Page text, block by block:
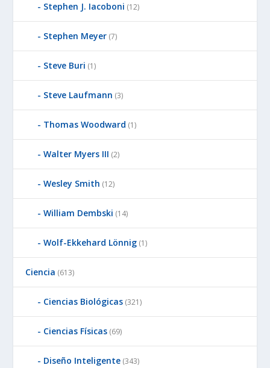
Stephen J. Iacoboni (12)
Stephen Meyer (7)
Steve Buri (1)
Steve Laufmann (3)
Thomas Woodward (1)
Walter Myers III (2)
Wesley Smith (12)
William Dembski (14)
Wolf-Ekkehard Lönnig (1)
Ciencia (613)
Ciencias Biológicas (321)
Ciencias Físicas (69)
Diseño Inteligente (343)